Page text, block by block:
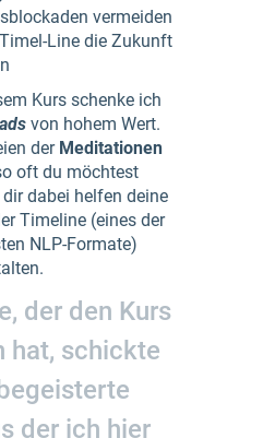
vermeiden
Line die Zukunft
Kurs schenke ich
von hohem Wert.
der Meditationen
oft du möchtest
dabei helfen deine
Timeline (eines der
NLP-Formate)
der den Kurs
hat, schickte
der ich hier